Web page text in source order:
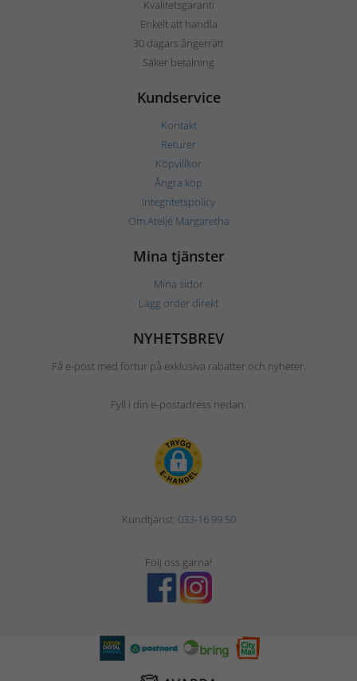
Kvalitetsgaranti
Enkelt att handla
30 dagars ångerrätt
Säker betalning
Kundservice
Kontakt
Returer
Köpvillkor
Ångra köp
Integritetspolicy
Om Ateljé Margaretha
Mina tjänster
Mina sidor
Lägg order direkt
NYHETSBREV
Få e-post med förtur på exklusiva rabatter och nyheter.
Fyll i din e-postadress nedan.
Kundtjänst: 033-16 99 50
Följ oss gärna!